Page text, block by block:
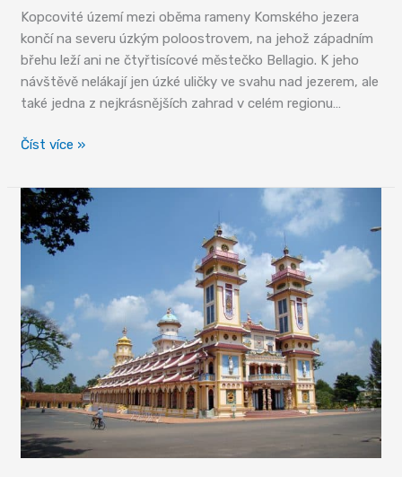
Kopcovité území mezi oběma rameny Komského jezera
končí na severu úzkým poloostrovem, na jehož západním
břehu leží ani ne čtyřtisícové městečko Bellagio. K jeho
návštěvě nelákají jen úzké uličky ve svahu nad jezerem, ale
také jedna z nejkrásnějších zahrad v celém regionu…
Romantické
Číst více »